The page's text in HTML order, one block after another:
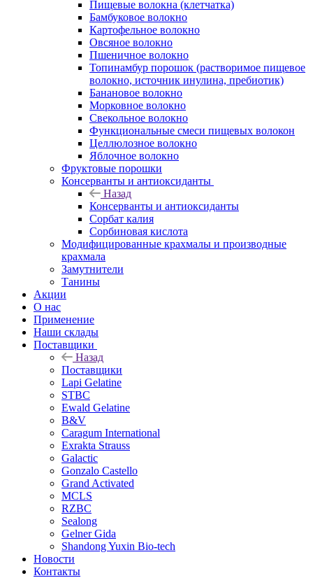
Пищевые волокна (клетчатка)
Бамбуковое волокно
Картофельное волокно
Овсяное волокно
Пшеничное волокно
Топинамбур порошок (растворимое пищевое
волокно, источник инулина, пребиотик)
Банановое волокно
Морковное волокно
Свекольное волокно
Функциональные смеси пищевых волокон
Целлюлозное волокно
Яблочное волокно
Фруктовые порошки
Консерванты и антиоксиданты
Назад
Консерванты и антиоксиданты
Сорбат калия
Сорбиновая кислота
Модифицированные крахмалы и производные
крахмала
Замутнители
Танины
Акции
О нас
Применение
Наши склады
Поставщики
Назад
Поставщики
Lapi Gelatine
STBC
Ewald Gelatine
B&V
Caragum International
Exrakta Strauss
Galactic
Gonzalo Castello
Grand Activated
MCLS
RZBC
Sealong
Gelner Gida
Shandong Yuxin Bio-tech
Новости
Контакты